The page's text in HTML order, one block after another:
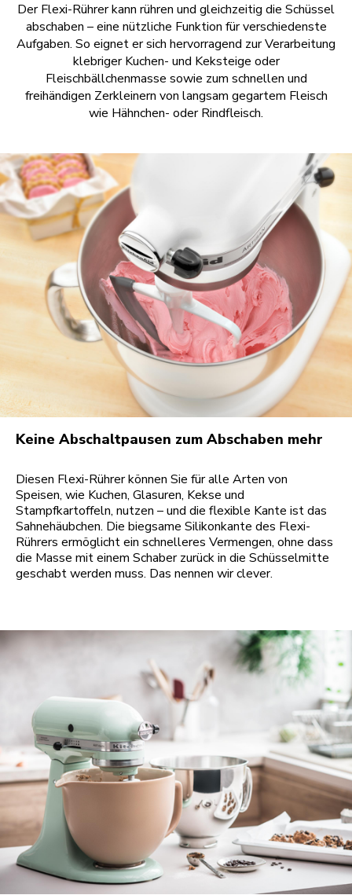
Der Flexi-Rührer kann rühren und gleichzeitig die Schüssel
abschaben – eine nützliche Funktion für verschiedenste
Aufgaben. So eignet er sich hervorragend zur Verarbeitung
klebriger Kuchen- und Keksteige oder
Fleischbällchenmasse sowie zum schnellen und
freihändigen Zerkleinern von langsam gegartem Fleisch
wie Hähnchen- oder Rindfleisch.
Keine Abschaltpausen zum Abschaben mehr
Diesen Flexi-Rührer können Sie für alle Arten von
Speisen, wie Kuchen, Glasuren, Kekse und
Stampfkartoffeln, nutzen – und die flexible Kante ist das
Sahnehäubchen. Die biegsame Silikonkante des Flexi-
Rührers ermöglicht ein schnelleres Vermengen, ohne dass
die Masse mit einem Schaber zurück in die Schüsselmitte
geschabt werden muss. Das nennen wir clever.